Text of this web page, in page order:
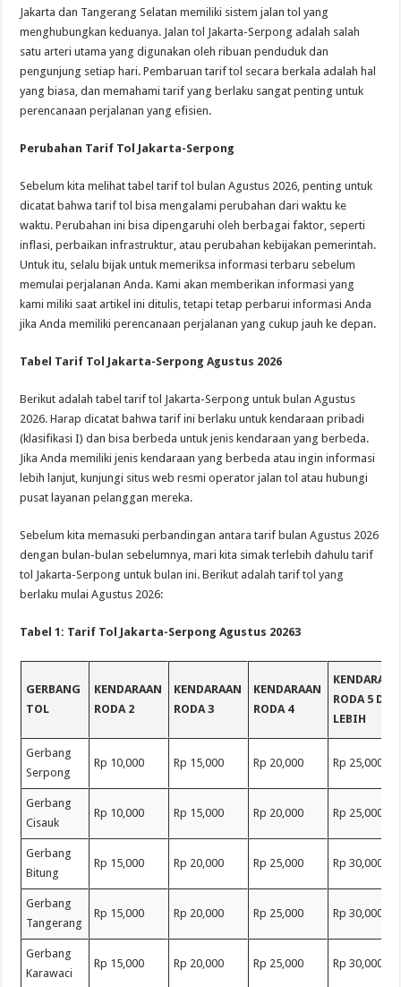
Jakarta dan Tangerang Selatan memiliki sistem jalan tol yang
menghubungkan keduanya. Jalan tol Jakarta-Serpong adalah salah
satu arteri utama yang digunakan oleh ribuan penduduk dan
pengunjung setiap hari. Pembaruan tarif tol secara berkala adalah hal
yang biasa, dan memahami tarif yang berlaku sangat penting untuk
perencanaan perjalanan yang efisien.
Perubahan Tarif Tol Jakarta-Serpong
Sebelum kita melihat tabel tarif tol bulan Agustus 2026, penting untuk
dicatat bahwa tarif tol bisa mengalami perubahan dari waktu ke
waktu. Perubahan ini bisa dipengaruhi oleh berbagai faktor, seperti
inflasi, perbaikan infrastruktur, atau perubahan kebijakan pemerintah.
Untuk itu, selalu bijak untuk memeriksa informasi terbaru sebelum
memulai perjalanan Anda. Kami akan memberikan informasi yang
kami miliki saat artikel ini ditulis, tetapi tetap perbarui informasi Anda
jika Anda memiliki perencanaan perjalanan yang cukup jauh ke depan.
Tabel Tarif Tol Jakarta-Serpong Agustus 2026
Berikut adalah tabel tarif tol Jakarta-Serpong untuk bulan Agustus
2026. Harap dicatat bahwa tarif ini berlaku untuk kendaraan pribadi
(klasifikasi I) dan bisa berbeda untuk jenis kendaraan yang berbeda.
Jika Anda memiliki jenis kendaraan yang berbeda atau ingin informasi
lebih lanjut, kunjungi situs web resmi operator jalan tol atau hubungi
pusat layanan pelanggan mereka.
Sebelum kita memasuki perbandingan antara tarif bulan Agustus 2026
dengan bulan-bulan sebelumnya, mari kita simak terlebih dahulu tarif
tol Jakarta-Serpong untuk bulan ini. Berikut adalah tarif tol yang
berlaku mulai Agustus 2026:
Tabel 1: Tarif Tol Jakarta-Serpong Agustus 20263
GERBANG
TOL
KENDARAAN
RODA 2
KENDARAAN
RODA 3
KENDARAAN
RODA 4
KENDARAAN
RODA 5 DAN
LEBIH
Gerbang
Serpong
Rp 10,000 Rp 15,000 Rp 20,000 Rp 25,000
Gerbang
Cisauk
Rp 10,000 Rp 15,000 Rp 20,000 Rp 25,000
Gerbang
Bitung
Rp 15,000 Rp 20,000 Rp 25,000 Rp 30,000
Gerbang
Tangerang
Rp 15,000 Rp 20,000 Rp 25,000 Rp 30,000
Gerbang
Karawaci
Rp 15,000 Rp 20,000 Rp 25,000 Rp 30,000